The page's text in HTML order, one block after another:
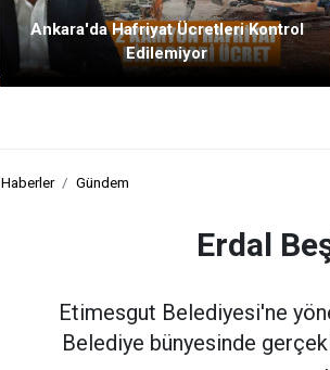
Ankara'da Hafriyat Ücretleri Kontrol
Edilemiyor
Haberler Gündem
Erdal
Etimesgut Belediyesi'ne
Belediye bünyesinde